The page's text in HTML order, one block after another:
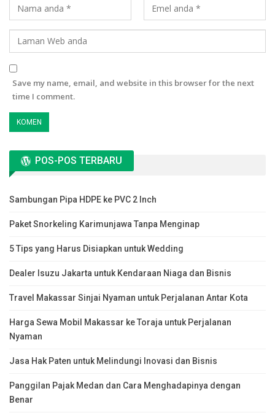
Save my name, email, and website in this browser for the next
time I comment.
POS-POS TERBARU
Sambungan Pipa HDPE ke PVC 2 Inch
Paket Snorkeling Karimunjawa Tanpa Menginap
5 Tips yang Harus Disiapkan untuk Wedding
Dealer Isuzu Jakarta untuk Kendaraan Niaga dan Bisnis
Travel Makassar Sinjai Nyaman untuk Perjalanan Antar Kota
Harga Sewa Mobil Makassar ke Toraja untuk Perjalanan
Nyaman
Jasa Hak Paten untuk Melindungi Inovasi dan Bisnis
Panggilan Pajak Medan dan Cara Menghadapinya dengan
Benar